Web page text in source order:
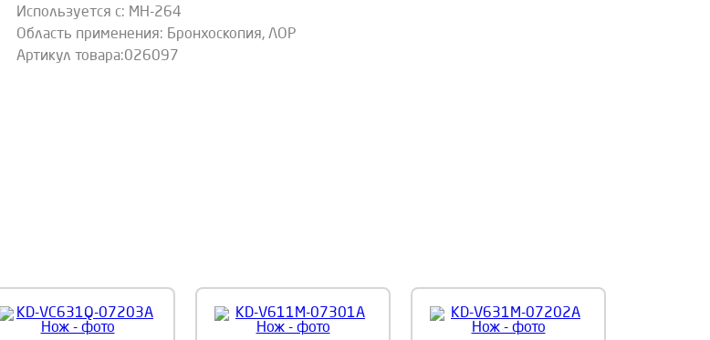
Используется с: MH-264
Область применения: Бронхоскопия, ЛОР
Артикул товара:026097